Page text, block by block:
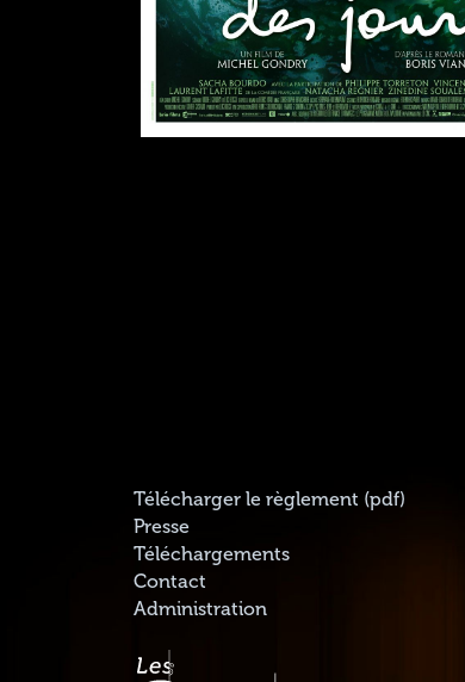
Télécharger le règlement (pdf)
Presse
Téléchargements
Contact
Administration